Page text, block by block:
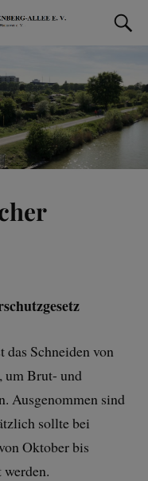
das Schneiden von
um Brut- und
Ausgenommen sind
sollte bei
Oktober bis